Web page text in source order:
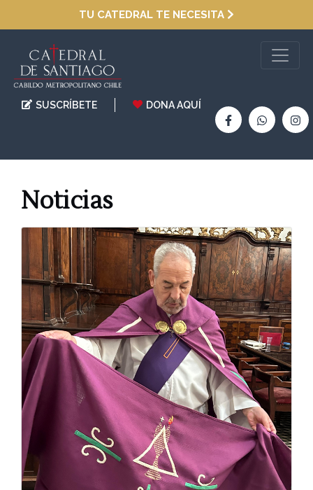
TU CATEDRAL TE NECESITA
SUSCRÍBETE DONA AQUÍ
Noticias